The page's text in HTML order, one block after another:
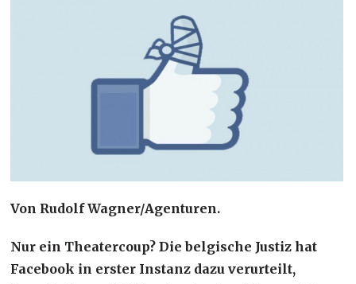
Von Rudolf Wagner/Agenturen.
Nur ein Theatercoup? Die belgische Justiz hat
Facebook in erster Instanz dazu verurteilt,